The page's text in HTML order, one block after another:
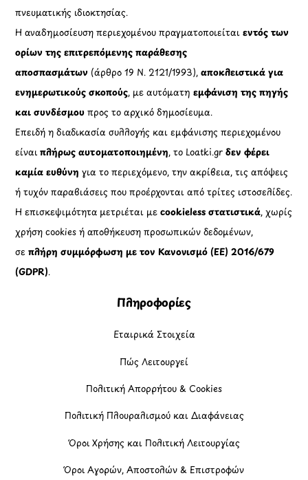
πνευματικής ιδιοκτησίας.
Η αναδημοσίευση περιεχομένου πραγματοποιείταιεντός των
ορίων της επιτρεπόμενης παράθεσης
αποσπασμάτων (άρθρο 19 Ν. 2121/1993), αποκλειστικά για
ενημερωτικούς σκοπούς, με αυτόματηεμφάνιση της πηγής
και συνδέσμου προς το αρχικό δημοσίευμα.
Επειδή η διαδικασία συλλογής και εμφάνισης περιεχομένου
είναιπλήρως αυτοματοποιημένη, το Loatki.grδεν φέρει
καμία ευθύνη για το περιεχόμενο, την ακρίβεια, τις απόψεις
ή τυχόν παραβιάσεις που προέρχονται από τρίτες ιστοσελίδες.
Η επισκεψιμότητα μετριέται μεcookieless στατιστικά, χωρίς
χρήση cookies ή αποθήκευση προσωπικών δεδομένων,
σεπλήρη συμμόρφωση με τον Κανονισμό (ΕΕ) 2016/679
(GDPR).
Πληροφορίες
Εταιρικά Στοιχεία
Πώς Λειτουργεί
Πολιτική Απορρήτου & Cookies
Πολιτική Πλουραλισμού και Διαφάνειας
Όροι Χρήσης και Πολιτική Λειτουργίας
Όροι Αγορών, Αποστολών & Επιστροφών